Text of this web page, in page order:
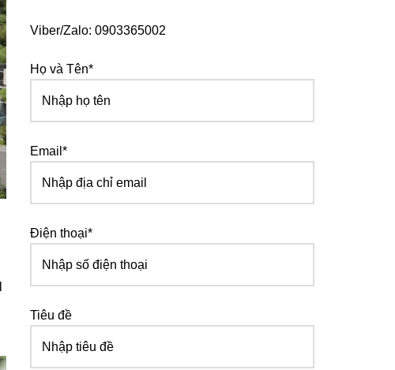
Viber/Zalo: 0903365002
Họ và Tên*
Email*
Điện thoại*
Tiêu đề